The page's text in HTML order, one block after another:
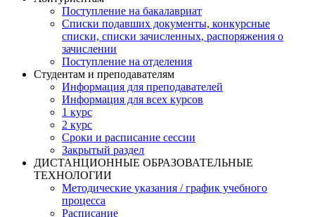
Поступление на бакалавриат
Списки подавших документы, конкурсные
списки, списки зачисленных, распоряжения о
зачислении
Поступление на отделения
Студентам и преподавателям
Информация для преподавателей
Информация для всех курсов
1 курс
2 курс
Сроки и расписание сессии
Закрытый раздел
ДИСТАНЦИОННЫЕ ОБРАЗОВАТЕЛЬНЫЕ
ТЕХНОЛОГИИ
Методические указания / график учебного
процесса
Расписание